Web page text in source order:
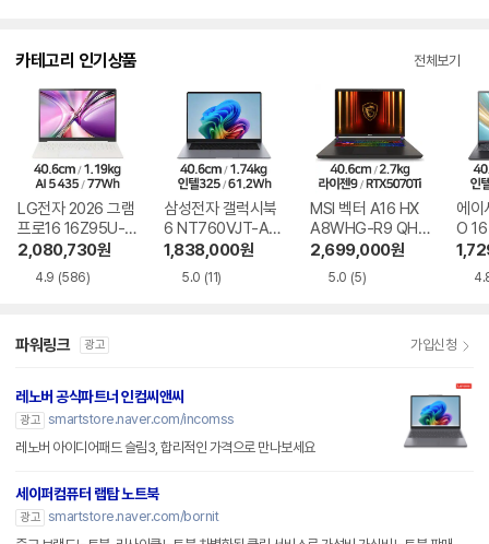
카테고리 인기상품 전체보기
LG전자 2026 그램
프로16 16Z95U-G
S5WK
2,080,730원
4.9 (586)
삼성전자 갤럭시북
6 NT760VJT-A51
A
1,838,000원
5.0 (11)
MSI 벡터 A16 HX
A8WHG-R9 QHD
+
2,699,000원
5.0 (5)
에이
O
1-
파워링크 광고 가입신청
레노버 공식파트너 인컴씨앤씨
광고 smartstore.naver.com/incomss
레노버 아이디어패드 슬림3, 합리적인 가격으로 만나보세요
세이퍼컴퓨터 랩탑 노트북
광고 smartstore.naver.com/bornit